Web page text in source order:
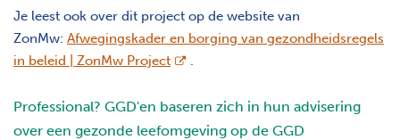
Je leest ook over dit project op de website van
ZonMw: Afwegingskader en borging van gezondheidsregels
in beleid | ZonMw Projectopent nieuw scherm
.
Professional? GGD'en baseren zich in hun advisering
over een gezonde leefomgeving op de GGD